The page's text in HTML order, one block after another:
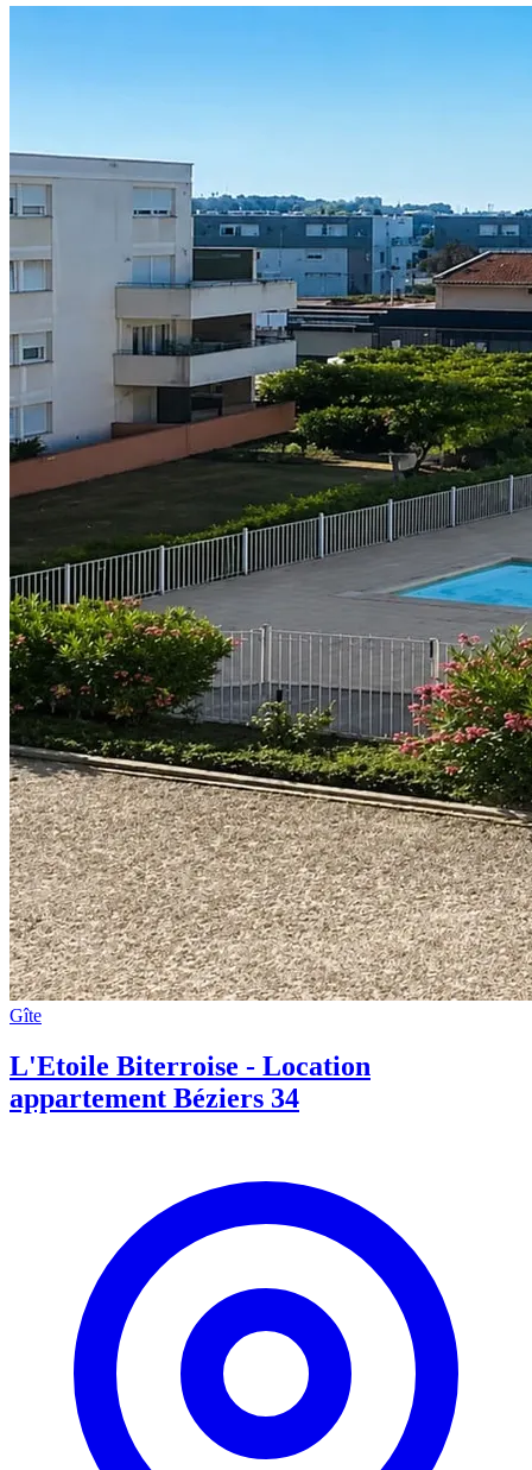
Gîte
L'Etoile Biterroise - Location
appartement Béziers 34